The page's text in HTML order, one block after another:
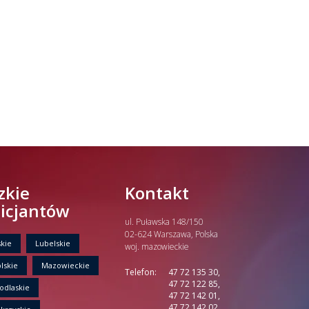
Lubelskie
Mazowieckie
Kontakt
ul. Puławska 148/150
02-624 Warszawa, Polska
woj. mazowieckie
Telefon:
47 72 135 30,
47 72 122 85,
47 72 142 01,